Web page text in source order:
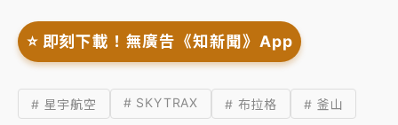
⭐️ 即刻下載！無廣告《知新聞》App
# 星宇航空 # SKYTRAX # 布拉格 # 釜山